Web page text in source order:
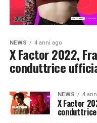
NEWS 4 anni ago
X Factor 2022,
conduttrice
NEWS 4
X Factor